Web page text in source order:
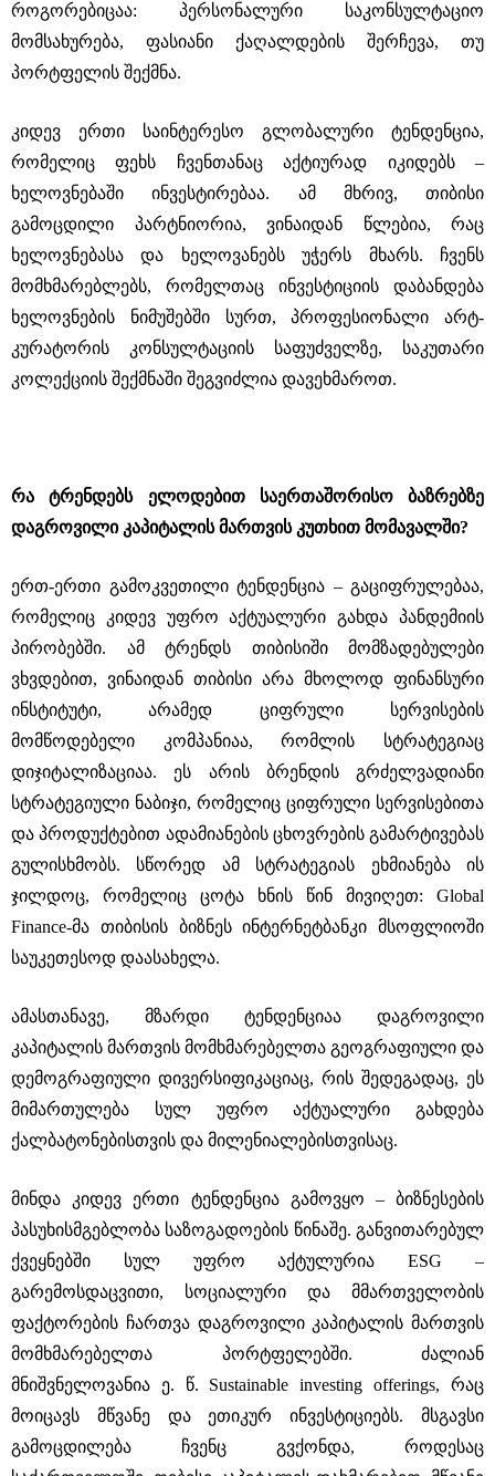
როგორებიცაა: პერსონალური საკონსულტაციო
მომსახურება, ფასიანი ქაღალდების შერჩევა, თუ
პორტფელის შექმნა.
კიდევ ერთი საინტერესო გლობალური ტენდენცია,
რომელიც ფეხს ჩვენთანაც აქტიურად იკიდებს ‒
ხელოვნებაში ინვესტირებაა. ამ მხრივ, თიბისი
გამოცდილი პარტნიორია, ვინაიდან წლებია, რაც
ხელოვნებასა და ხელოვანებს უჭერს მხარს. ჩვენს
მომხმარებლებს, რომელთაც ინვესტიციის დაბანდება
ხელოვნების ნიმუშებში სურთ, პროფესიონალი არტ-
კურატორის კონსულტაციის საფუძველზე, საკუთარი
კოლექციის შექმნაში შეგვიძლია დავეხმაროთ.
რა ტრენდებს ელოდებით საერთაშორისო ბაზრებზე
დაგროვილი კაპიტალის მართვის კუთხით მომავალში?
ერთ-ერთი გამოკვეთილი ტენდენცია ‒ გაციფრულებაა,
რომელიც კიდევ უფრო აქტუალური გახდა პანდემიის
პირობებში. ამ ტრენდს თიბისიში მომზადებულები
ვხვდებით, ვინაიდან თიბისი არა მხოლოდ ფინანსური
ინსტიტუტი, არამედ ციფრული სერვისების
მომწოდებელი კომპანიაა, რომლის სტრატეგიაც
დიჯიტალიზაციაა. ეს არის ბრენდის გრძელვადიანი
სტრატეგიული ნაბიჯი, რომელიც ციფრული სერვისებითა
და პროდუქტებით ადამიანების ცხოვრების გამარტივებას
გულისხმობს. სწორედ ამ სტრატეგიას ეხმიანება ის
ჯილდოც, რომელიც ცოტა ხნის წინ მივიღეთ: Global
Finance-მა თიბისის ბიზნეს ინტერნეტბანკი მსოფლიოში
საუკეთესოდ დაასახელა.
ამასთანავე, მზარდი ტენდენციაა დაგროვილი
კაპიტალის მართვის მომხმარებელთა გეოგრაფიული და
დემოგრაფიული დივერსიფიკაციაც, რის შედეგადაც, ეს
მიმართულება სულ უფრო აქტუალური გახდება
ქალბატონებისთვის და მილენიალებისთვისაც.
მინდა კიდევ ერთი ტენდენცია გამოვყო ‒ ბიზნესების
პასუხისმგებლობა საზოგადოების წინაშე. განვითარებულ
ქვეყნებში სულ უფრო აქტულურია ESG ‒
გარემოსდაცვითი, სოციალური და მმართველობის
ფაქტორების ჩართვა დაგროვილი კაპიტალის მართვის
მომხმარებელთა პორტფელებში. ძალიან
მნიშვნელოვანია ე. წ. Sustainable investing offerings, რაც
მოიცავს მწვანე და ეთიკურ ინვესტიციებს. მსგავსი
გამოცდილება ჩვენც გვქონდა, როდესაც